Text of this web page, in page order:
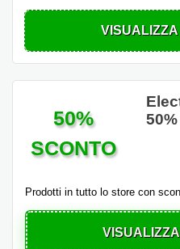
50%
SCONTO
50%
Prodotti in tutto lo store con